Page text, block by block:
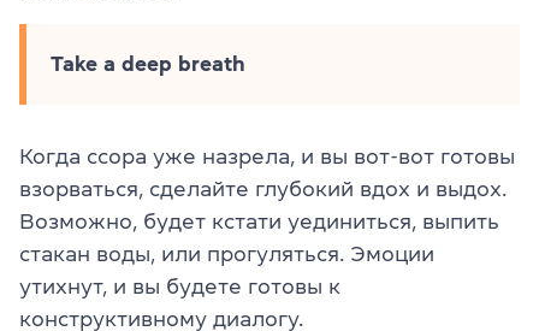
Take a deep breath
Когда ссора уже назрела, и вы вот-вот готовы
взорваться, сделайте глубокий вдох и выдох.
Возможно, будет кстати уединиться, выпить
стакан воды, или прогуляться. Эмоции
утихнут, и вы будете готовы к
конструктивному диалогу.